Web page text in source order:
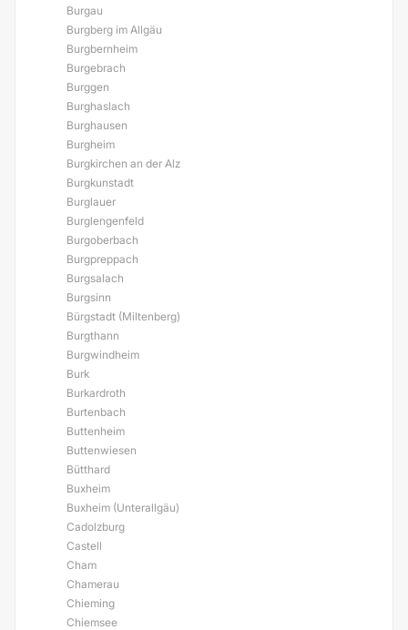
Burgau
Burgberg im Allgäu
Burgbernheim
Burgebrach
Burggen
Burghaslach
Burghausen
Burgheim
Burgkirchen an der Alz
Burgkunstadt
Burglauer
Burglengenfeld
Burgoberbach
Burgpreppach
Burgsalach
Burgsinn
Bürgstadt (Miltenberg)
Burgthann
Burgwindheim
Burk
Burkardroth
Burtenbach
Buttenheim
Buttenwiesen
Bütthard
Buxheim
Buxheim (Unterallgäu)
Cadolzburg
Castell
Cham
Chamerau
Chieming
Chiemsee